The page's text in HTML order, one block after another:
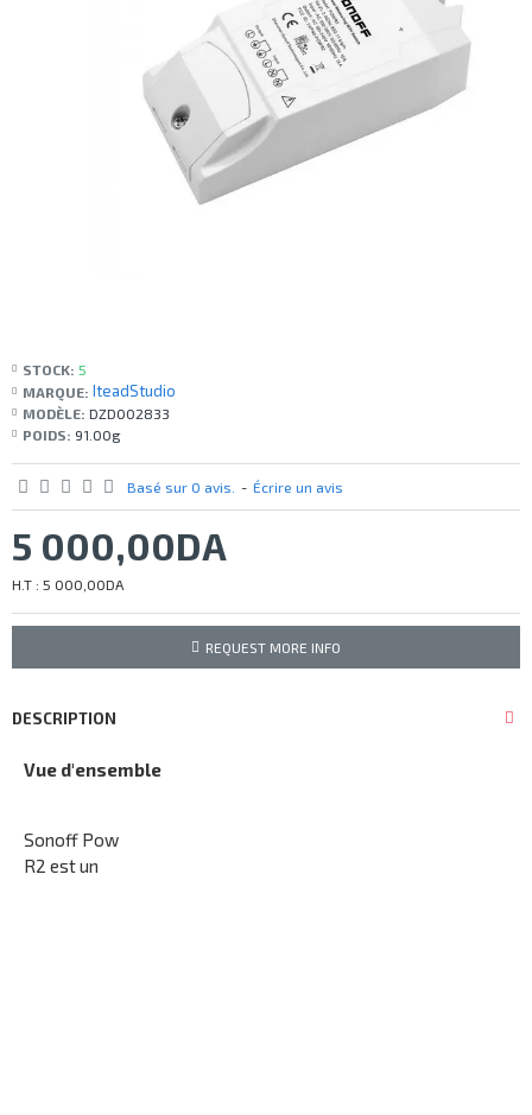
STOCK: 5
MARQUE: IteadStudio
MODÈLE: DZD002833
POIDS: 91.00g
Basé sur 0 avis. - Écrire un avis
5 000,00DA
H.T : 5 000,00DA
REQUEST MORE INFO
DESCRIPTION
Vue d'ensemble
Sonoff Pow
R2 est un